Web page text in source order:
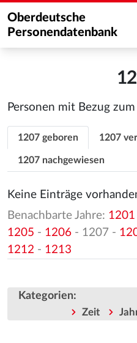
Oberdeutsche
Personendatenbank
Personen mit Bezug
1207 geboren 1207
1207 nachgewiesen
Keine Einträge
Benachbarte Jahre: 1201
1205 - 1206 - 1207 -
1212 - 1213
Kategorien:
Zeit